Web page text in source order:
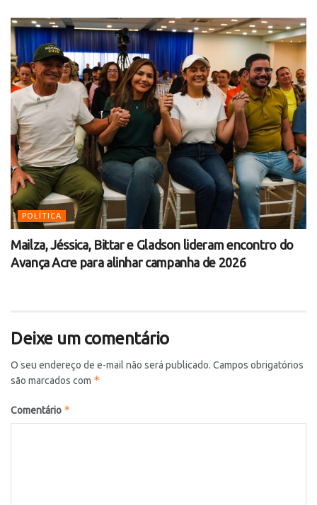
POLÍTICA
Mailza, Jéssica, Bittar e Gladson lideram encontro do
Avança Acre para alinhar campanha de 2026
Deixe um comentário
O seu endereço de e-mail não será publicado. Campos obrigatórios
são marcados com *
Comentário *